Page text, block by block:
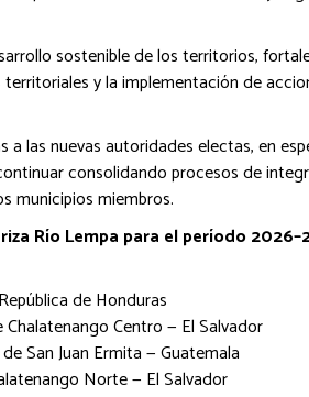
sostenible de los territorios,
y la implementación de
las nuevas autoridades electas, en
consolidando procesos de
municipios miembros.
Río Lempa para el período
de Honduras
Centro — El Salvador
San Juan Ermita — Guatemala
Norte — El Salvador